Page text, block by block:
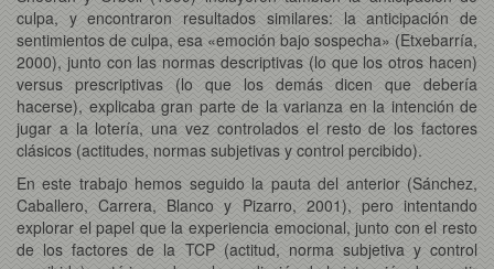
culpa, y encontraron resultados similares: la anticipación de
sentimientos de culpa, esa «emoción bajo sospecha» (Etxebarría,
2000), junto con las normas descriptivas (lo que los otros hacen)
versus prescriptivas (lo que los demás dicen que debería
hacerse), explicaba gran parte de la varianza en la intención de
jugar a la lotería, una vez controlados el resto de los factores
clásicos (actitudes, normas subjetivas y control percibido).
En este trabajo hemos seguido la pauta del anterior (Sánchez,
Caballero, Carrera, Blanco y Pizarro, 2001), pero intentando
explorar el papel que la experiencia emocional, junto con el resto
de los factores de la TCP (actitud, norma subjetiva y control